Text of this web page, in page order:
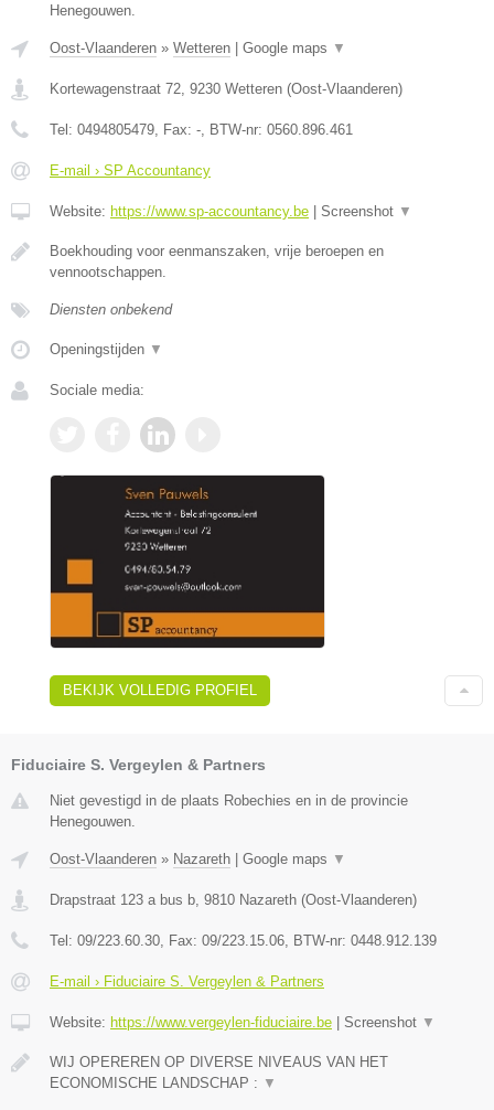
Henegouwen.
Oost-Vlaanderen » Wetteren Google maps ▼
Kortewagenstraat 72 9230 Wetteren (Oost-Vlaanderen)
Tel: 0494805479 , Fax: - , BTW-nr: 0560.896.461
E-mail › SP Accountancy
Website: https://www.sp-accountancy.be Screenshot ▼
Boekhouding voor eenmanszaken, vrije beroepen en
vennootschappen.
Diensten onbekend
Openingstijden ▼
Sociale media:
BEKIJK VOLLEDIG PROFIEL
Fiduciaire S. Vergeylen & Partners
Niet gevestigd in de plaats Robechies en in de provincie
Henegouwen.
Oost-Vlaanderen » Nazareth | Google maps ▼
Drapstraat 123 a bus b 9810 Nazareth (Oost-Vlaanderen)
Tel: 09/223.60.30 , Fax: 09/223.15.06 , BTW-nr: 0448.912.139
E-mail › Fiduciaire S. Vergeylen & Partners
Website: https://www.vergeylen-fiduciaire.be | Screenshot ▼
WIJ OPEREREN OP DIVERSE NIVEAUS VAN HET
ECONOMISCHE LANDSCHAP : ▼